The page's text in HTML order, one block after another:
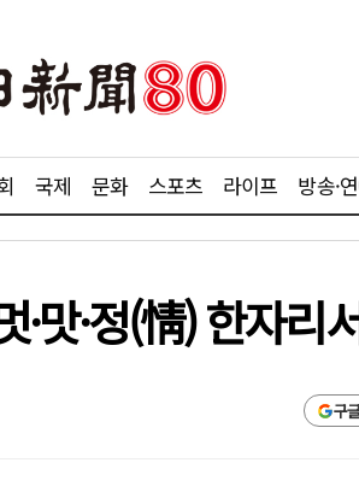
국제 문화 스포츠 라이프 방송·
맛·정(情) 한자리
구